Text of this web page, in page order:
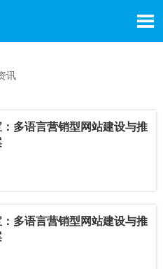

讯
多语言营销型网站建设与推
多语言营销型网站建设与推